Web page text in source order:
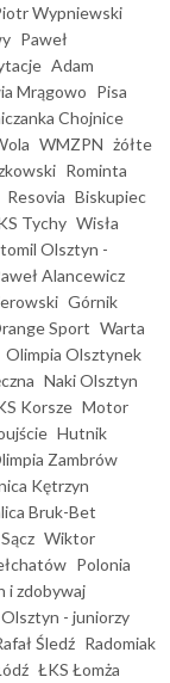
Wypniewski
Paweł
Adam
Mrągowo Pisa
Chojnice
WMZPN żółte
Rominta
Resovia Biskupiec
Tychy Wisła
Olsztyn -
Alancewicz
Górnik
Sport Warta
Olimpia Olsztynek
Naki Olsztyn
Korsze Motor
Hutnik
Zambrów
Kętrzyn
Bruk-Bet
Wiktor
Polonia
i zdobywaj
- juniorzy
Śledź Radomiak
ŁKS Łomża